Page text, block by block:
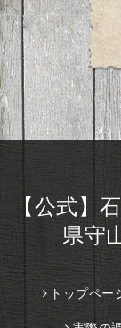
【公式】
県守
トップペー